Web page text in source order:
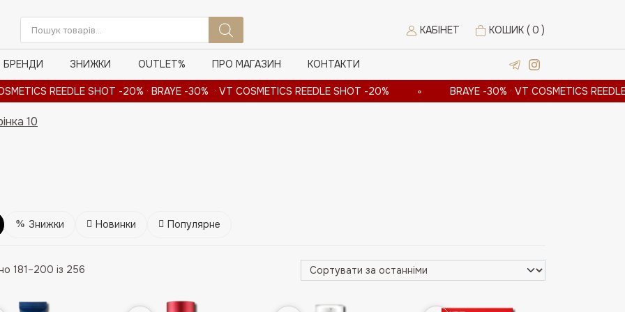
Пошук
товарів КАБІНЕТ КОШИК ( 0 )
БРЕНДИ ЗНИЖКИ OUTLET% ПРО МАГАЗИН КОНТАКТИ
REEDLE SHOT -20% · BRAYE -30% · VT COSMETICS REEDLE SHOT -20% ∘ BRAYE -30% · VT COSMETICS REEDLE
10
Знижки Новинки Популярне
181–200 із 256